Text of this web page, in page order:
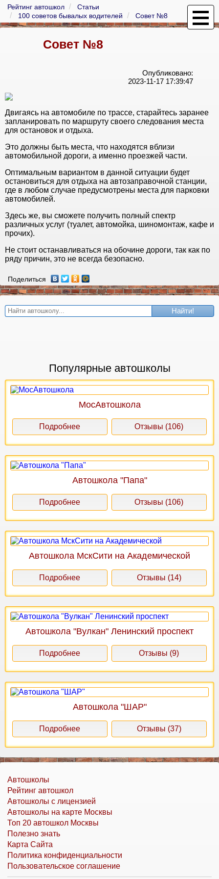
Рейтинг автошкол
Статьи
100 советов бывалых водителей
Совет №8
Совет №8
Опубликовано:
2023-11-17 17:39:47
Двигаясь на автомобиле по трассе, старайтесь заранее
запланировать по маршруту своего следования места
для остановок и отдыха.
Это должны быть места, что находятся вблизи
автомобильной дороги, а именно проезжей части.
Оптимальным вариантом в данной ситуации будет
остановиться для отдыха на автозаправочной станции,
где в любом случае предусмотрены места для парковки
автомобилей.
Здесь же, вы сможете получить полный спектр
различных услуг (туалет, автомойка, шиномонтаж, кафе и
прочих).
Не стоит останавливаться на обочине дороги, так как по
ряду причин, это не всегда безопасно.
Поделиться
Найти!
Популярные автошколы
МосАвтошкола
Подробнее Отзывы (106)
Автошкола "Папа"
Подробнее Отзывы (106)
Автошкола МскСити на Академической
Подробнее Отзывы (14)
Автошкола "Вулкан" Ленинский проспект
Подробнее Отзывы (9)
Автошкола "ШАР"
Подробнее Отзывы (37)
Автошколы
Рейтинг автошкол
Автошколы с лицензией
Автошколы на карте Москвы
Топ 20 автошкол Москвы
Полезно знать
Карта Сайта
Политика конфиденциальности
Пользовательское соглашение